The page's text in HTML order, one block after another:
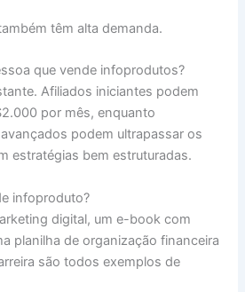
têm alta demanda.
que vende infoprodutos?
Afiliados iniciantes podem
por mês, enquanto
podem ultrapassar os
estratégias bem estruturadas.
infoproduto?
digital, um e-book com
planilha de organização financeira
são todos exemplos de